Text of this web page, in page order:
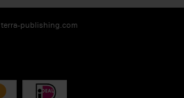
terra-publishing.com